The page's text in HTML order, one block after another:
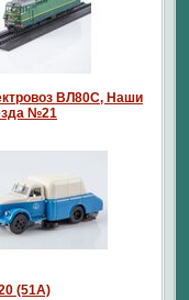
ВЛ80С, Наши
№21
(51А)